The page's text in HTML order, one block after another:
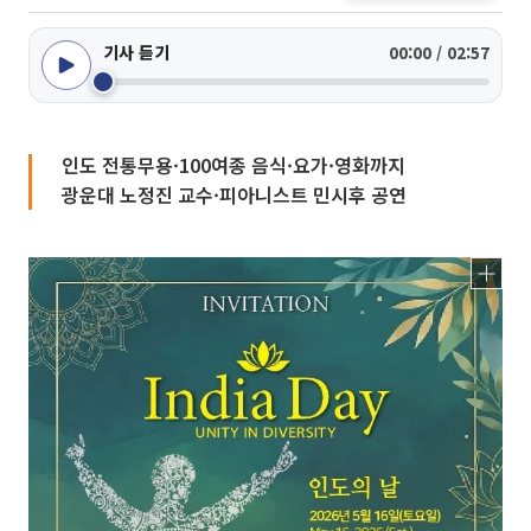
기사 듣기 00:00 / 02:57
인도 전통무용·100여종 음식·요가·영화까지
광운대 노정진 교수·피아니스트 민시후 공연